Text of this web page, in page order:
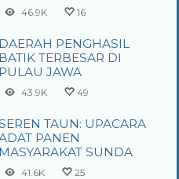
46.9K 16
DAERAH PENGHASIL
BATIK TERBESAR DI
PULAU JAWA
43.9K 49
TAUN: UPACARA
PANEN
MASYARAKAT SUNDA
41.6K 25